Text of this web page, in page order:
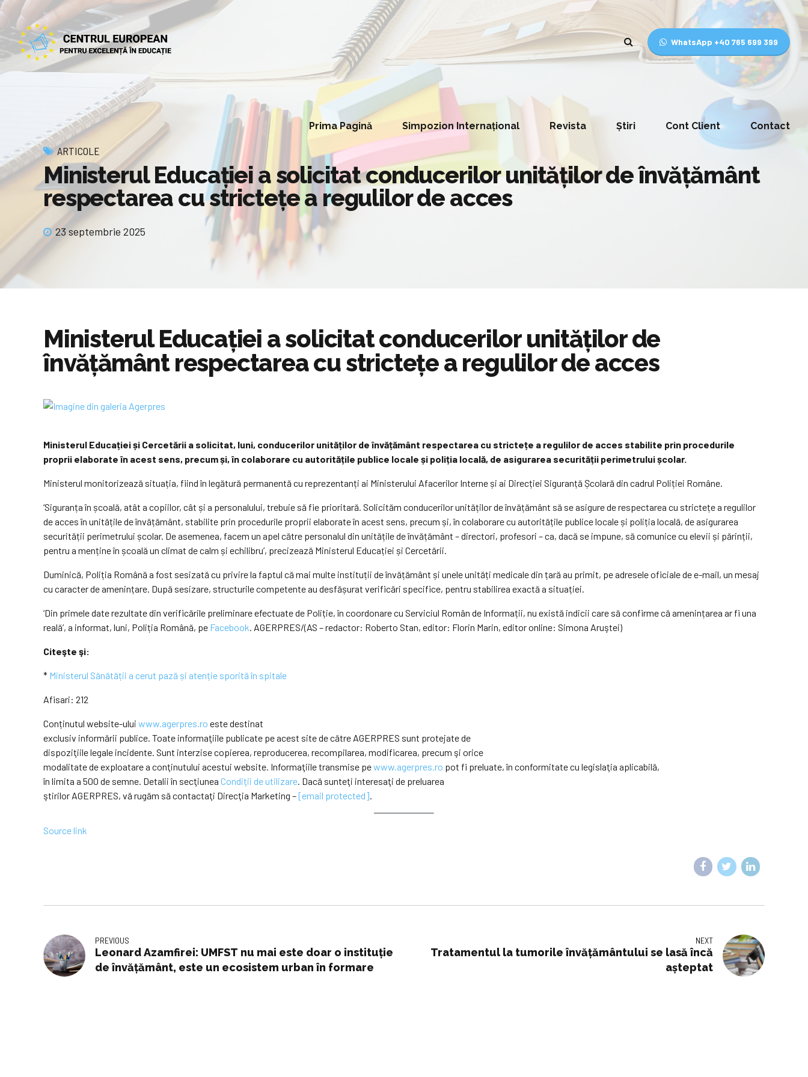
WhatsApp +40 765 699 399
Prima Pagină Simpozion Internațional Revista Știri Cont Client Contact
ARTICOLE
Ministerul Educației a solicitat conducerilor unităților de învățământ
respectarea cu strictețe a regulilor de acces
23 septembrie 2025
Ministerul Educației a solicitat conducerilor unităților de
învățământ respectarea cu strictețe a regulilor de acces
Ministerul Educației și Cercetării a solicitat, luni, conducerilor unităților de învățământ respectarea cu strictețe a regulilor de acces stabilite prin procedurile
proprii elaborate în acest sens, precum și, în colaborare cu autoritățile publice locale și poliția locală, de asigurarea securității perimetrului școlar.
Ministerul monitorizează situația, fiind în legătură permanentă cu reprezentanți ai Ministerului Afacerilor Interne și ai Direcției Siguranță Școlară din cadrul Poliției Române.
‘Siguranța în școală, atât a copiilor, cât și a personalului, trebuie să fie prioritară. Solicităm conducerilor unităților de învățământ să se asigure de respectarea cu strictețe a regulilor
de acces în unitățile de învățământ, stabilite prin procedurile proprii elaborate în acest sens, precum și, în colaborare cu autoritățile publice locale și poliția locală, de asigurarea
securității perimetrului școlar. De asemenea, facem un apel către personalul din unitățile de învățământ – directori, profesori – ca, dacă se impune, să comunice cu elevii și părinții,
pentru a menține în școală un climat de calm și echilibru’, precizează Ministerul Educației și Cercetării.
Duminică, Poliția Română a fost sesizată cu privire la faptul că mai multe instituții de învățământ și unele unități medicale din țară au primit, pe adresele oficiale de e-mail, un mesaj
cu caracter de amenințare. După sesizare, structurile competente au desfășurat verificări specifice, pentru stabilirea exactă a situației.
‘Din primele date rezultate din verificările preliminare efectuate de Poliție, în coordonare cu Serviciul Român de Informații, nu există indicii care să confirme că amenințarea ar fi una
reală’, a informat, luni, Poliția Română, pe Facebook. AGERPRES/(AS – redactor: Roberto Stan, editor: Florin Marin, editor online: Simona Aruştei)
Citeşte şi:
* Ministerul Sănătății a cerut pază și atenție sporită în spitale
Afisari: 212
Conținutul website-ului www.agerpres.ro este destinat
exclusiv informării publice. Toate informaţiile publicate pe acest site de către AGERPRES sunt protejate de
dispoziţiile legale incidente. Sunt interzise copierea, reproducerea, recompilarea, modificarea, precum şi orice
modalitate de exploatare a conţinutului acestui website. Informaţiile transmise pewww.agerpres.ro pot fi preluate, în conformitate cu legislaţia aplicabilă,
în limita a 500 de semne. Detalii în secţiunea Condiţii de utilizare. Dacă sunteţi interesaţi de preluarea
ştirilor AGERPRES, vă rugăm să contactaţi Direcţia Marketing –[email protected].
Source link
PREVIOUS
Leonard Azamfirei: UMFST nu mai este doar o instituție
de învățământ, este un ecosistem urban în formare
NEXT
Tratamentul la tumorile învățământului se lasă încă
așteptat